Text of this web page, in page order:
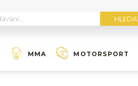
MMA MOTORSPORT